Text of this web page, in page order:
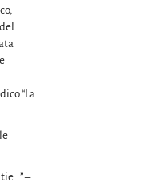
“La
–